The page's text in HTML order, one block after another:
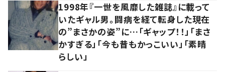
1998年『一世を風靡した雑誌』に載って
いたギャル男。闘病を経て転身した現在
の”まさかの姿”に…「ギャップ！！」「まさ
かすぎる」「今も昔もかっこいい」「素晴
らしい」